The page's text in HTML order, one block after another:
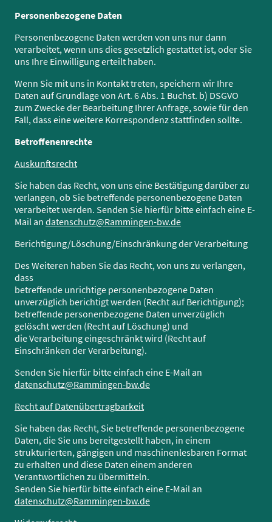
Personenbezogene Daten
Personenbezogene Daten werden von uns nur dann
verarbeitet, wenn uns dies gesetzlich gestattet ist, oder Sie
uns Ihre Einwilligung erteilt haben.
Wenn Sie mit uns in Kontakt treten, speichern wir Ihre
Daten auf Grundlage von Art. 6 Abs. 1 Buchst. b) DSGVO
zum Zwecke der Bearbeitung Ihrer Anfrage, sowie für den
Fall, dass eine weitere Korrespondenz stattfinden sollte.
Betroffenenrechte
Auskunftsrecht
Sie haben das Recht, von uns eine Bestätigung darüber zu
verlangen, ob Sie betreffende personenbezogene Daten
verarbeitet werden. Senden Sie hierfür bitte einfach eine E-
Mail an datenschutz@Rammingen-bw.de
Berichtigung/Löschung/Einschränkung der Verarbeitung
Des Weiteren haben Sie das Recht, von uns zu verlangen,
dass
betreffende unrichtige personenbezogene Daten
unverzüglich berichtigt werden (Recht auf Berichtigung);
betreffende personenbezogene Daten unverzüglich
gelöscht werden (Recht auf Löschung) und
die Verarbeitung eingeschränkt wird (Recht auf
Einschränken der Verarbeitung).
Senden Sie hierfür bitte einfach eine E-Mail an
datenschutz@Rammingen-bw.de
Recht auf Datenübertragbarkeit
Sie haben das Recht, Sie betreffende personenbezogene
Daten, die Sie uns bereitgestellt haben, in einem
strukturierten, gängigen und maschinenlesbaren Format
zu erhalten und diese Daten einem anderen
Verantwortlichen zu übermitteln.
Senden Sie hierfür bitte einfach eine E-Mail an
datenschutz@Rammingen-bw.de